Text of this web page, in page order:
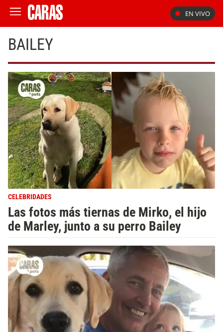
EN VIVO
BAILEY
CELEBRIDADES
Las fotos más tiernas de Mirko, el hijo
de Marley, junto a su perro Bailey